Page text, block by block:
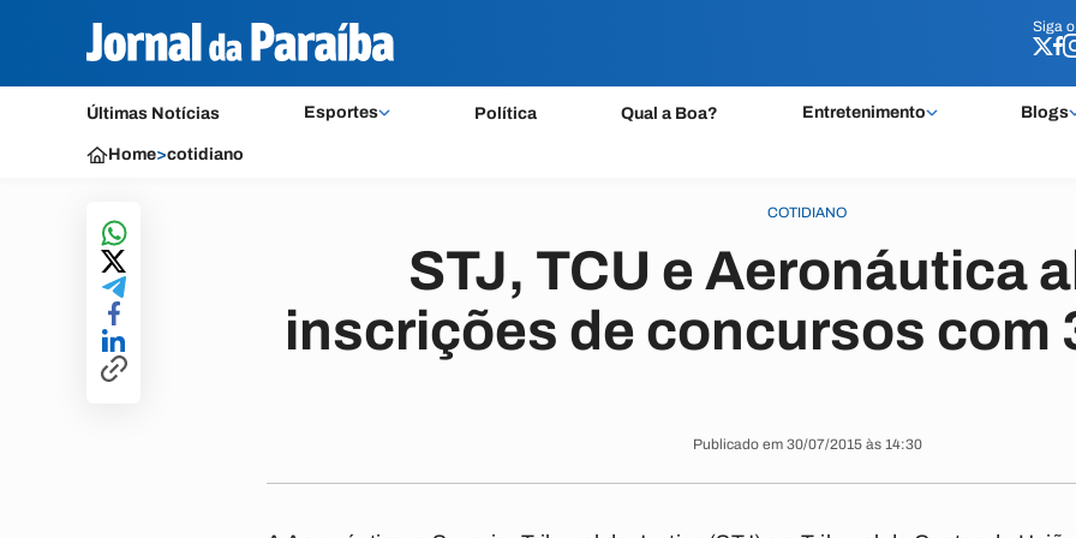
Siga o
Últimas Notícias Esportes Política Qual a Boa? Entretenimento Blogs
Siga o
Home>cotidiano
COTIDIANO
STJ, TCU e Aeronáutica
inscrições de concursos com
Publicado em 30/07/2015 às 14:30